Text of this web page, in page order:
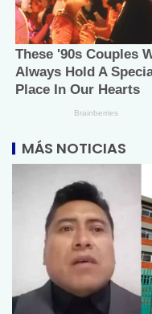
MÁS NOTICIAS